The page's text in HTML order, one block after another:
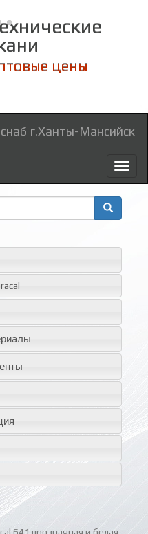
цены
г.Ханты-Мансийск
641 прозрачная и белая